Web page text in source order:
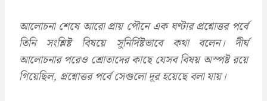
আলোচনা শেষে আরো প্রায় পৌনে এক ঘণ্টার প্রশ্নোত্তর পর্বে
তিনি সংশ্লিষ্ট বিষয়ে সুনির্দিষ্টভাবে কথা বলেন। দীর্ঘ
আলোচনার পরেও শ্রোতাদের কাছে যেসব বিষয় অস্পষ্ট রয়ে
গিয়েছিল, প্রশ্নোত্তর পর্বে সেগুলো দূর হয়েছে বলা যায়।